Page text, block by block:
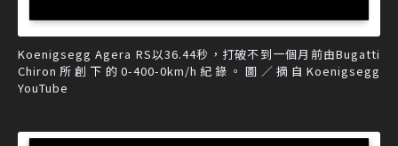
Koenigsegg Agera RS以36.44秒，打破不到一個月前由Bugatti
Chiron所創下的0-400-0km/h紀錄。圖／摘自Koenigsegg
YouTube